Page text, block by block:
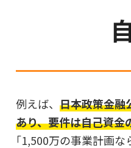
例えば、 日本政策金融
あり、要件は自己資金
｢1,500万の事業計画